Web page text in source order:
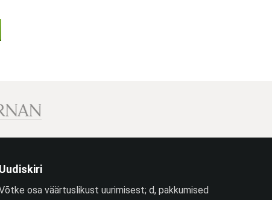
Uudiskiri
osa väärtuslikust uurimisest; d, pakkumised